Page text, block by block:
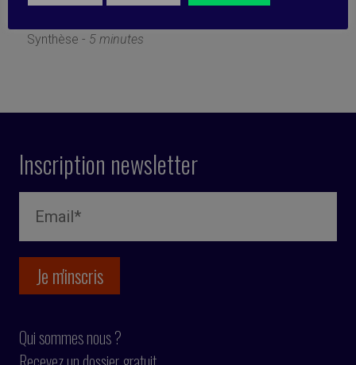
Synthèse - 5 minutes
Inscription newsletter
Qui sommes nous ?